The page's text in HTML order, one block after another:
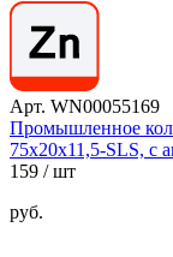
Арт. WN00055169
Промышленное
75х20х11,5-SLS, с
159 / шт
руб.